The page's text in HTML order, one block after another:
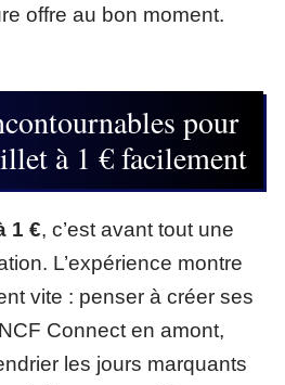
offre au bon moment.
pour
à 1 € facilement
1 €, c’est avant tout une
L’expérience montre
vite : penser à créer ses
Connect en amont,
les jours marquants